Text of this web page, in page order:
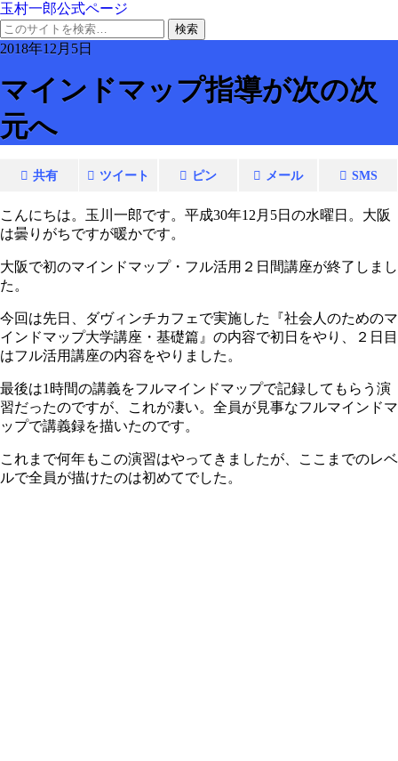
玉村一郎公式ページ
2018年12月5日
マインドマップ指導が次の次
元へ
共有 ツイート ピン メール SMS
こんにちは。玉川一郎です。平成30年12月5日の水曜日。大阪
は曇りがちですが暖かです。
大阪で初のマインドマップ・フル活用２日間講座が終了しまし
た。
今回は先日、ダヴィンチカフェで実施した『社会人のためのマ
インドマップ大学講座・基礎篇』の内容で初日をやり、２日目
はフル活用講座の内容をやりました。
最後は1時間の講義をフルマインドマップで記録してもらう演
習だったのですが、これが凄い。全員が見事なフルマインドマ
ップで講義録を描いたのです。
これまで何年もこの演習はやってきましたが、ここまでのレベ
ルで全員が描けたのは初めてでした。